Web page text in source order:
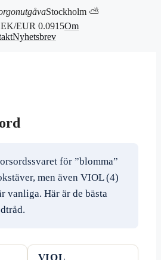
Stockholm ⛅
EUR 0.0915Om
Nyhetsbrev
för ”blomma”
men även VIOL (4)
vanliga. Här är de bästa
VIOL